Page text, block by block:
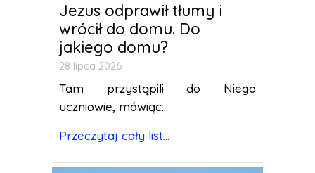
Jezus odprawił tłumy i
wrócił do domu. Do
jakiego domu?
28 lipca 2026
Tam przystąpili do Niego
uczniowie, mówiąc...
Przeczytaj cały list...